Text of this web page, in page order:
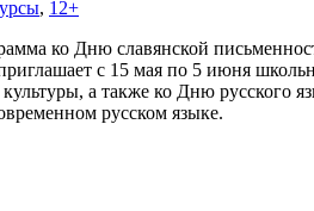
, 12+
с 15 мая по 5 июня
а также ко Дню русского
русском языке.